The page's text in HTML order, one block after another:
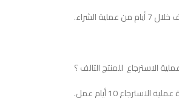
الشراء.
الاسترجاع للمنتج التالف ؟